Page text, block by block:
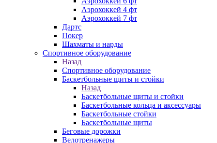
Аэрохоккей 4 фт
Аэрохоккей 7 фт
Дартс
Покер
Шахматы и нарды
Спортивное оборудование
Назад
Спортивное оборудование
Баскетбольные щиты и стойки
Назад
Баскетбольные щиты и стойки
Баскетбольные кольца и аксессуары
Баскетбольные стойки
Баскетбольные щиты
Беговые дорожки
Велотренажеры